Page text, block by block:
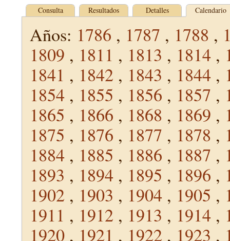
Consulta Resultados Detalles Calendario
Años: 1786 , 1787 , 1788 ,
1809 , 1811 , 1813 , 1814 ,
1841 , 1842 , 1843 , 1844 ,
1854 , 1855 , 1856 , 1857 ,
1865 , 1866 , 1868 , 1869 ,
1875 , 1876 , 1877 , 1878 ,
1884 , 1885 , 1886 , 1887 ,
1893 , 1894 , 1895 , 1896 ,
1902 , 1903 , 1904 , 1905 ,
1911 , 1912 , 1913 , 1914 ,
1920 , 1921 , 1922 , 1923 ,